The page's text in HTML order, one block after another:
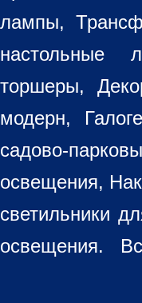
лампы,
настольные
торшеры,
модерн,
садово-
освещения,
светильники
освещения.